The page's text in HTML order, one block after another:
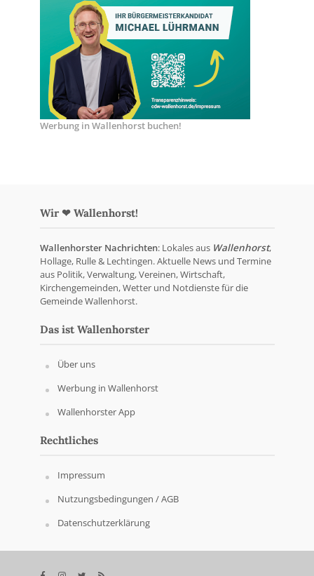
Werbung in Wallenhorst buchen!
Wir ❤ Wallenhorst!
Wallenhorster Nachrichten: Lokales aus Wallenhorst,
Hollage, Rulle & Lechtingen. Aktuelle News und Termine
aus Politik, Verwaltung, Vereinen, Wirtschaft,
Kirchengemeinden, Wetter und Notdienste für die
Gemeinde Wallenhorst.
Das ist Wallenhorster
Über uns
Werbung in Wallenhorst
Wallenhorster App
Rechtliches
Impressum
Nutzungsbedingungen / AGB
Datenschutzerklärung